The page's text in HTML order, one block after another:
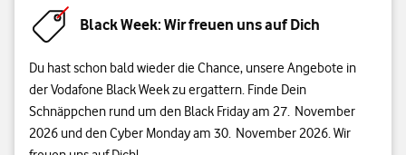
Black Week: Wir freuen uns auf Dich
Du hast schon bald wieder die Chance, unsere Angebote in
der Vodafone Black Week zu ergattern. Finde Dein
Schnäppchen rund um den Black Friday am 27. November
2026 und den Cyber Monday am 30. November 2026. Wir